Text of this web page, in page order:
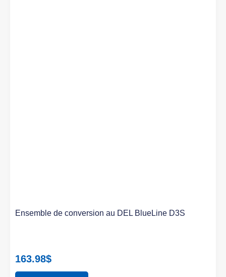
Ensemble de conversion au DEL BlueLine D3S
163.98$